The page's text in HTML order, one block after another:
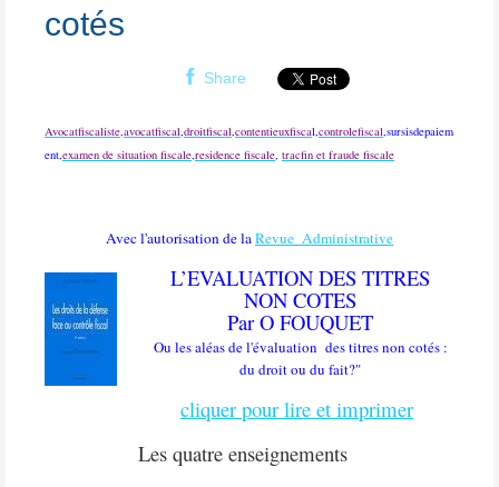
cotés
Share
Avocatfiscaliste,avocatfiscal,droitfiscal,contentieuxfiscal,controlefiscal,sursisdepaiem
ent,examen de situation fiscale,residence fiscale, tracfin et fraude fiscale
Avec l'autorisation de laRevue Administrative
L’EVALUATION DES TITRES
NON COTES
Par O FOUQUET
Ou les aléas de l'évaluation des titres non cotés :
du droit ou du fait?"
cliquer pour lire et imprimer
Les quatre enseignements